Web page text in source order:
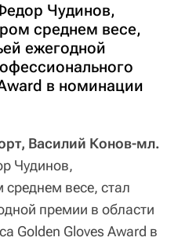
Чудинов,
среднем весе,
ежегодной
в номинации
Василий Конов-мл.
Чудинов,
весе, стал
премии в области
Golden Gloves Award в